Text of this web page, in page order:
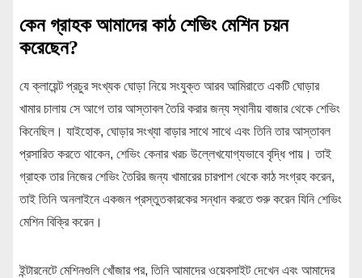
কেন গ্রাহক আমাদের কাঠ শেভিং মেশিন চয়ন
করেছেন?
যে ক্লায়েন্ট প্রচুর সংখ্যক ঘোড়া নিয়ে সংযুক্ত আরব আমিরাতে একটি ঘোড়ার
খামার চালায় সে আগে তার আস্তাবল তৈরি করার জন্য স্থানীয় বাজার থেকে শেভিং
কিনেছিল। যাইহোক, ঘোড়ার সংখ্যা বাড়ার সাথে সাথে এবং তিনি তার আস্তাবল
প্রসারিত করতে থাকেন, শেভিং কেনার খরচ উল্লেখযোগ্যভাবে বৃদ্ধি পায়। তাই
গ্রাহক তার নিজের শেভিং তৈরির জন্য খামারের চারপাশ থেকে কাঠ সংগ্রহ করেন,
তাই তিনি অনলাইনে একজন প্রস্তুতকারকের সন্ধান করতে শুরু করেন যিনি শেভিং
মেশিন বিক্রি করেন।
ইন্টারনেটে মেশিনগুলি খোঁজার পর, তিনি আমাদের ওয়েবসাইট দেখেন এবং আমাদের